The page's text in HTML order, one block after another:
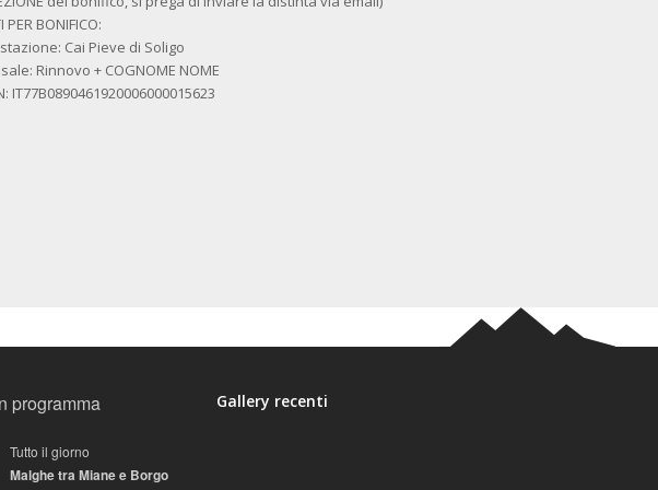
PER BONIFICO:
Cai Pieve di Soligo
Rinnovo + COGNOME NOME
IT77B0890461920006000015623
programma
Tutto il giorno
Malghe tra Miane e Borgo
Gallery recenti